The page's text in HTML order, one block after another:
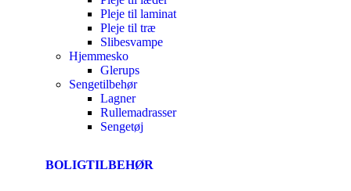
Pleje til laminat
Pleje til træ
Slibesvampe
Hjemmesko
Glerups
Sengetilbehør
Lagner
Rullemadrasser
Sengetøj
BOLIGTILBEHØR